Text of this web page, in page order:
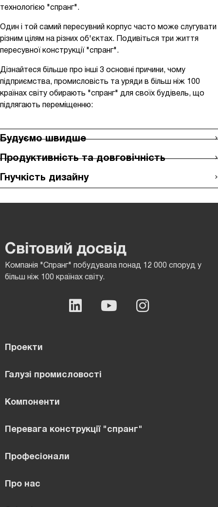
технологією "спранг".
Один і той самий пересувний корпус часто може слугувати
різним цілям на різних об'єктах. Подивіться три життя
пересувної конструкції "спранг".
Дізнайтеся більше про інші 3 основні причини, чому
підприємства, промисловість та уряди в більш ніж 100
країнах світу обирають "спранг" для своїх будівель, що
підлягають переміщенню:
Будуємо швидше
Продуктивність та довговічність
Гнучкість дизайну
Світовий досвід
Компанія "Спранг" побудувала понад 12 000 споруд у
більш ніж 100 країнах світу.
Проекти
Галузі промисловості
Компоненти
Перевага конструкції "спранг"
Професіонали
Про нас